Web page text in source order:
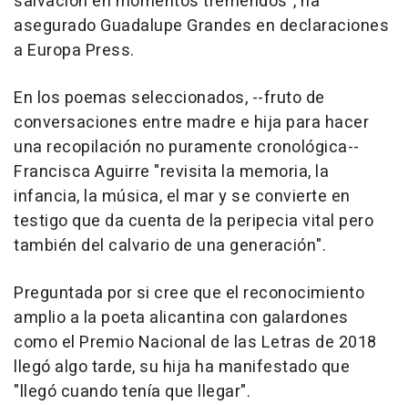
asegurado Guadalupe Grandes en declaraciones
a Europa Press.
En los poemas seleccionados, --fruto de
conversaciones entre madre e hija para hacer
una recopilación no puramente cronológica--
Francisca Aguirre "revisita la memoria, la
infancia, la música, el mar y se convierte en
testigo que da cuenta de la peripecia vital pero
también del calvario de una generación".
Preguntada por si cree que el reconocimiento
amplio a la poeta alicantina con galardones
como el Premio Nacional de las Letras de 2018
llegó algo tarde, su hija ha manifestado que
"llegó cuando tenía que llegar".